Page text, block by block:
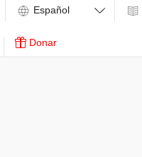
Donar